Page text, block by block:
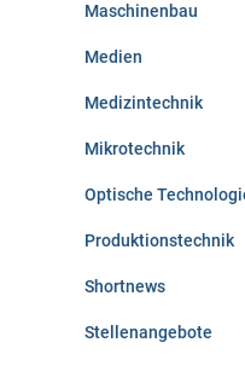
Maschinenbau
Medien
Medizintechnik
Mikrotechnik
Optische
Produktionstechnik
Shortnews
Stellenangebote